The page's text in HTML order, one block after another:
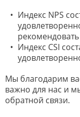
Индекс NPS
Индекс CSI
Мы благодарим
важно для нас и
обратной связи.